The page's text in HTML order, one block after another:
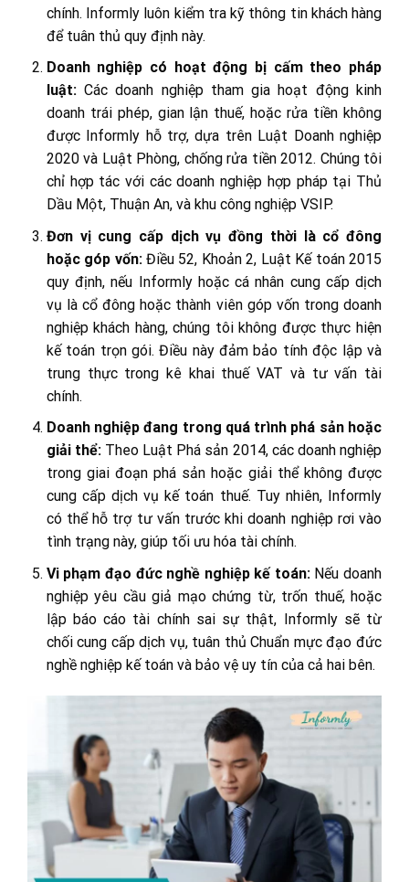
chính. Informly luôn kiểm tra kỹ thông tin khách hàng
để tuân thủ quy định này.
Doanh nghiệp có hoạt động bị cấm theo pháp
luật:Các doanh nghiệp tham gia hoạt động kinh
doanh trái phép, gian lận thuế, hoặc rửa tiền không
được Informly hỗ trợ, dựa trên Luật Doanh nghiệp
2020 và Luật Phòng, chống rửa tiền 2012. Chúng tôi
chỉ hợp tác với các doanh nghiệp hợp pháp tại Thủ
Dầu Một, Thuận An, và khu công nghiệp VSIP.
Đơn vị cung cấp dịch vụ đồng thời là cổ đông
hoặc góp vốn:Điều 52, Khoản 2, Luật Kế toán 2015
quy định, nếu Informly hoặc cá nhân cung cấp dịch
vụ là cổ đông hoặc thành viên góp vốn trong doanh
nghiệp khách hàng, chúng tôi không được thực hiện
kế toán trọn gói. Điều này đảm bảo tính độc lập và
trung thực trong kê khai thuế VAT và tư vấn tài
chính.
Doanh nghiệp đang trong quá trình phá sản hoặc
giải thể:Theo Luật Phá sản 2014, các doanh nghiệp
trong giai đoạn phá sản hoặc giải thể không được
cung cấp dịch vụ kế toán thuế. Tuy nhiên, Informly
có thể hỗ trợ tư vấn trước khi doanh nghiệp rơi vào
tình trạng này, giúp tối ưu hóa tài chính.
Vi phạm đạo đức nghề nghiệp kế toán:Nếu doanh
nghiệp yêu cầu giả mạo chứng từ, trốn thuế, hoặc
lập báo cáo tài chính sai sự thật, Informly sẽ từ
chối cung cấp dịch vụ, tuân thủ Chuẩn mực đạo đức
nghề nghiệp kế toán và bảo vệ uy tín của cả hai bên.